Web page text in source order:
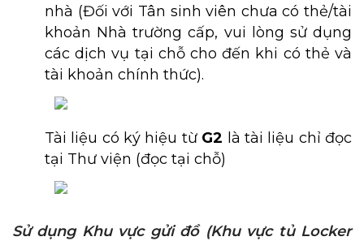
nhà (Đối với Tân sinh viên chưa có thẻ/tài
khoản Nhà trường cấp, vui lòng sử dụng
các dịch vụ tại chỗ cho đến khi có thẻ và
tài khoản chính thức).
Tài liệu có ký hiệu từ G2 là tài liệu chỉ đọc
tại Thư viện (đọc tại chỗ)
Sử dụng Khu vực gửi đồ (Khu vực tủ Locker